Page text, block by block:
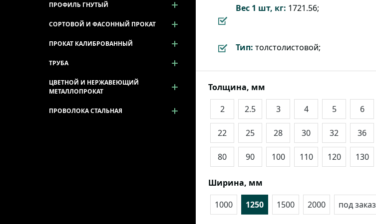
Вес 1 шт, кг: 1721.56;
Тип: толстолистовой;
Толщина, мм
2
2.5 3 4 5 6
22 25 28 30 32 36
80 90 100 110 120 130
Ширина, мм
1000
1250 1500 2000 под заказ
ПРОФИЛЬ ГНУТЫЙ
СОРТОВОЙ И ФАСОННЫЙ ПРОКАТ
ПРОКАТ КАЛИБРОВАННЫЙ
ТРУБА
ЦВЕТНОЙ И НЕРЖАВЕЮЩИЙ
МЕТАЛЛОПРОКАТ
ПРОВОЛОКА СТАЛЬНАЯ